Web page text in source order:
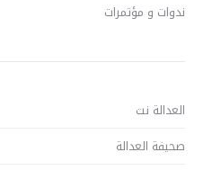
ندوات و مؤتمرات
العدالة نت
صحيفة العدالة